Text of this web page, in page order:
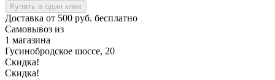
Купить в один клик
Доставка от 500 руб. бесплатно
Самовывоз из
1 магазина
Гусинобродское шоссе, 20
Скидка!
Скидка!